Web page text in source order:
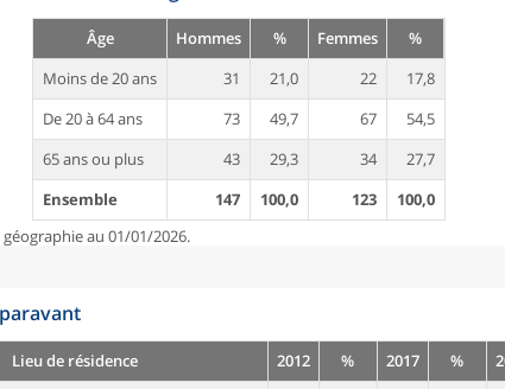
Âge Hommes % Femmes
%
Moins de 20 ans
31 21,0 22
17,8
De 20 à 64 ans
73 49,7 67
54,5
65 ans ou plus
43 29,3 34
27,7
Ensemble
147 100,0 123
100,0
au 01/01/2026.
Lieu de résidence 2012 % 2017 %